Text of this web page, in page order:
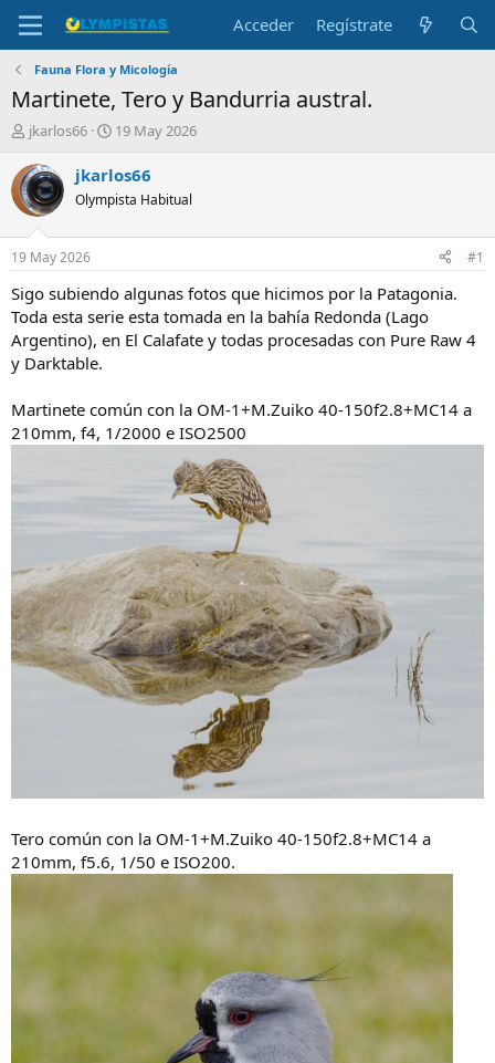
Acceder Regístrate
Fauna Flora y Micología
Martinete, Tero y Bandurria austral.
I
i
c
i
a
d
o
r
d
e
l
t
m
a
jkarlos66
F
c
h
a
i
n
c
19 May 2026
jkarlos66
Olympista Habitual
19 May 2026 #1
Sigo subiendo algunas fotos que hicimos por la Patagonia.
Toda esta serie esta tomada en la bahía Redonda (Lago
Argentino), en El Calafate y todas procesadas con Pure Raw 4
y Darktable.
Martinete común con la OM-1+M.Zuiko 40-150f2.8+MC14 a
210mm, f4, 1/2000 e ISO2500
Tero común con la OM-1+M.Zuiko 40-150f2.8+MC14 a
210mm, f5.6, 1/50 e ISO200.